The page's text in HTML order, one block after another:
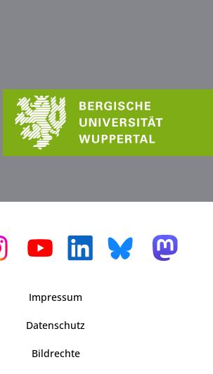
Impressum
Datenschutz
Bildrechte